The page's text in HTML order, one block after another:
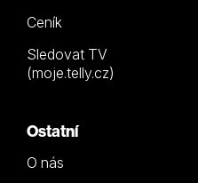
Ceník
Sledovat TV
(moje.telly.cz)
Ostatní
O nás